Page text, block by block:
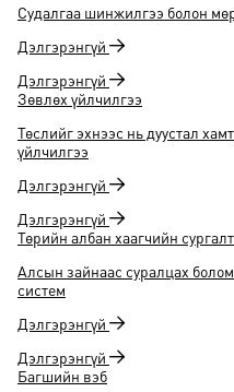
Судалгаа шинжилгээ болон
Дэлгэрэнгүй
Дэлгэрэнгүй
Зөвлөх үйлчилгээ
Төслийг эхнээс нь дуустал
үйлчилгээ
Дэлгэрэнгүй
Дэлгэрэнгүй
Төрийн албан хаагчийн
Алсын зайнаас суралцах
систем
Дэлгэрэнгүй
Дэлгэрэнгүй
Багшийн вэб